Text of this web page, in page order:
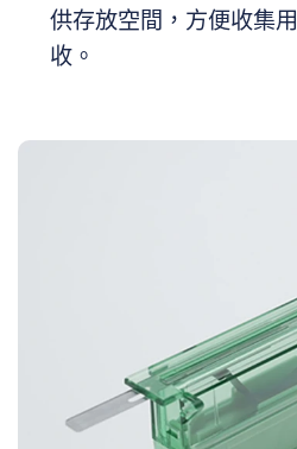
供存放空間，方便收集
收。